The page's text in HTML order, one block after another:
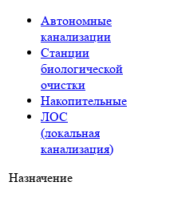
Автономные
канализации
Станции
биологической
очистки
Накопительные
ЛОС
(локальная
канализация)
Назначение